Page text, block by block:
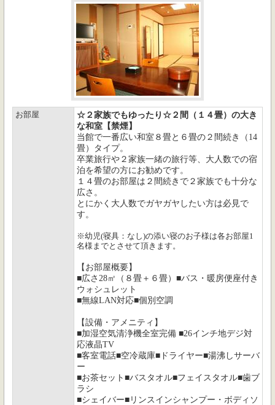
お部屋
☆２家族でもゆったり☆２間（１４畳）の大き
な和室【禁煙】
当館で一番広い和室８畳と６畳の２間続き（14
畳）タイプ。
卒業旅行や２家族一緒の旅行等、大人数での宿
泊を希望の方にお勧めです。
１４畳のお部屋は２間続きで２家族でも十分な
広さ。
とにかく大人数でガヤガヤしたい方は必見で
す。
※幼児(寝具：なし)の添い寝のお子様は各お部屋1
名様までとさせて頂きます。
【お部屋概要】
■広さ28㎡（８畳＋６畳）■バス・暖房便座付き
ウォシュレット
■無線LAN対応■個別空調
【設備・アメニティ】
■加湿空気清浄機全室完備 ■26インチ地デジ対
応液晶TV
■客室電話■空冷蔵庫■ドライヤー■湯沸しサーバ
ー
■お茶セット■バスタオル■フェイスタオル■歯ブ
ラシ
■シェイバー■リンスインシャンプー・ボディソ